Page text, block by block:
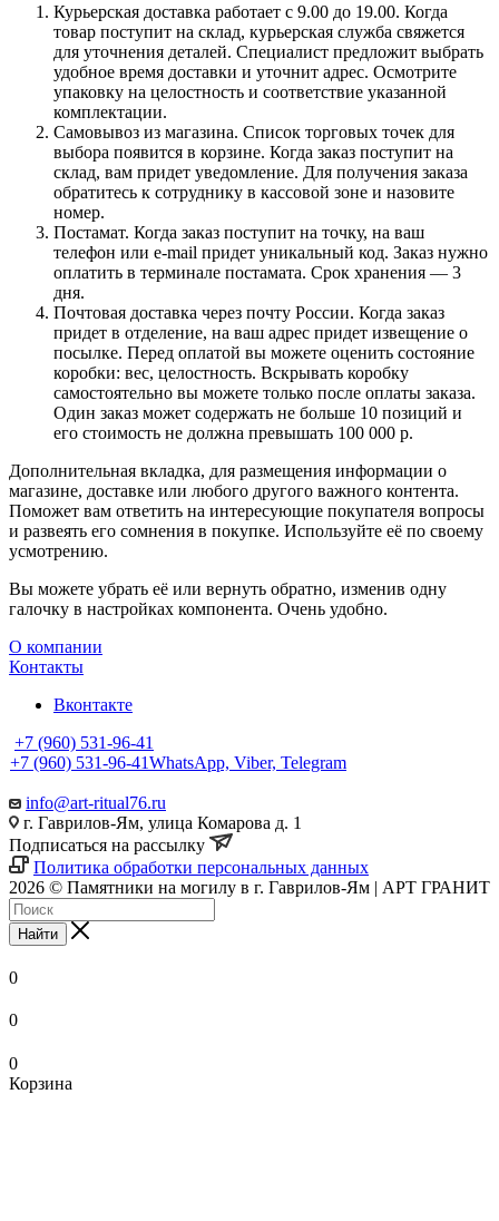
Курьерская доставка работает с 9.00 до 19.00. Когда
товар поступит на склад, курьерская служба свяжется
для уточнения деталей. Специалист предложит выбрать
удобное время доставки и уточнит адрес. Осмотрите
упаковку на целостность и соответствие указанной
комплектации.
Самовывоз из магазина. Список торговых точек для
выбора появится в корзине. Когда заказ поступит на
склад, вам придет уведомление. Для получения заказа
обратитесь к сотруднику в кассовой зоне и назовите
номер.
Постамат. Когда заказ поступит на точку, на ваш
телефон или e-mail придет уникальный код. Заказ нужно
оплатить в терминале постамата. Срок хранения — 3
дня.
Почтовая доставка через почту России. Когда заказ
придет в отделение, на ваш адрес придет извещение о
посылке. Перед оплатой вы можете оценить состояние
коробки: вес, целостность. Вскрывать коробку
самостоятельно вы можете только после оплаты заказа.
Один заказ может содержать не больше 10 позиций и
его стоимость не должна превышать 100 000 р.
Дополнительная вкладка, для размещения информации о
магазине, доставке или любого другого важного контента.
Поможет вам ответить на интересующие покупателя вопросы
и развеять его сомнения в покупке. Используйте её по своему
усмотрению.
Вы можете убрать её или вернуть обратно, изменив одну
галочку в настройках компонента. Очень удобно.
О компании
Контакты
Вконтакте
+7 (960) 531-96-41
+7 (960) 531-96-41WhatsApp, Viber, Telegram
info@art-ritual76.ru
г. Гаврилов-Ям, улица Комарова д. 1
Подписаться на рассылку
Политика обработки персональных данных
2026 © Памятники на могилу в г. Гаврилов-Ям | АРТ ГРАНИТ
Найти
0
0
0
Корзина